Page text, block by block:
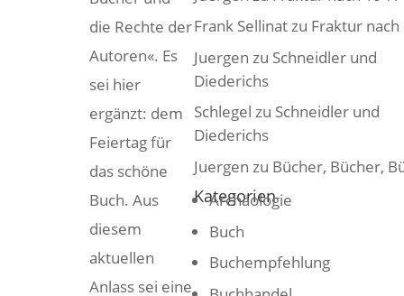
die Rechte der
Autoren«. Es
sei hier
ergänzt: dem
Feiertag für
das schöne
Buch. Aus
diesem
aktuellen
Anlass sei eine
Frank Sellinatzu Fraktur
Juergen zu Schneidler und
Diederichs
Schlegel zu Schneidler und
Diederichs
Juergen zu Bücher, Bücher,
Kategorien
Archäologie
Buch
Buchempfehlung